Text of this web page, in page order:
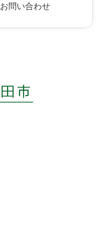
お問い合わせ